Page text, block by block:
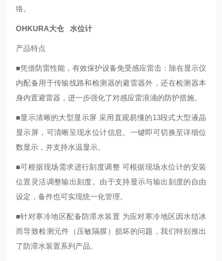
络。
OHKURA大仓 水位计
产品特点
■凭借防雷性能，有效保护设备免受感应雷击：除在显示仪
内配备用于传输线路和检测器的避雷器外，还在检测器本
身内置避雷器，进一步强化了对感应雷浪涌的防护措施。
■显示清晰的大型显示屏 采用直观易懂的13段式大型液晶
显示屏，可清晰呈现水位计信息。一键即可切换至详细位
数显示，并支持水温显示。
■可根据现场需求进行刻度调整 可根据现场水位计的安装
位置灵活调整输出刻度。由于支持显示与输出刻度的自由
设定，备件也可实现统一化管理。
■针对寒冷地区配备防滞水装置 为应对寒冷地区因水结冰
而导致检测元件（压敏隔膜）损坏的问题，我们特别推出
了防滞水装置系列产品。